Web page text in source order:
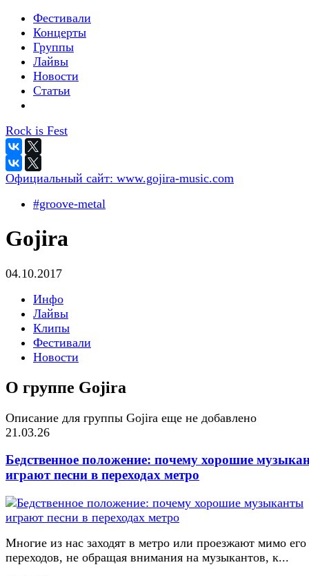
Фестивали
Концерты
Группы
Лайвы
Новости
Статьи
Rock is Fest
Официальный сайт: www.gojira-music.com
#groove-metal
Gojira
04.10.2017
Инфо
Лайвы
Клипы
Фестивали
Новости
О группе Gojira
Описание для группы Gojira еще не добавлено
21.03.26
Бедственное положение: почему хорошие
играют песни в переходах метро
Многие из нас заходят в метро или проезжают мимо его
переходов, не обращая внимания на музыкантов, к...